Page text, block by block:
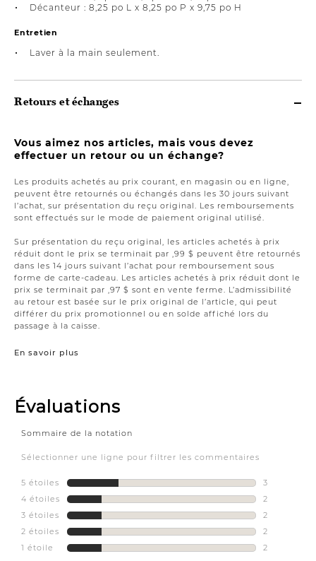
Décanteur : 8,25 po L x 8,25 po P x 9,75 po H
Entretien
Laver à la main seulement.
Retours et échanges
Vous aimez nos articles, mais vous devez
effectuer un retour ou un échange?
Les produits achetés au prix courant, en magasin ou en ligne,
peuvent être retournés ou échangés dans les 30 jours suivant
l’achat, sur présentation du reçu original. Les remboursements
sont effectués sur le mode de paiement original utilisé.
Sur présentation du reçu original, les articles achetés à prix
réduit dont le prix se terminait par ,99 $ peuvent être retournés
dans les 14 jours suivant l’achat pour remboursement sous
forme de carte-cadeau. Les articles achetés à prix réduit dont le
prix se terminait par ,97 $ sont en vente ferme. L’admissibilité
au retour est basée sur le prix original de l’article, qui peut
différer du prix promotionnel ou en solde affiché lors du
passage à la caisse.
En savoir plus